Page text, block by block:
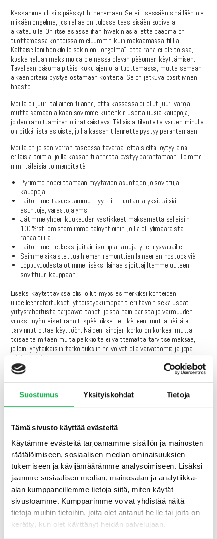
Suostumus Yksityiskohdat Tietoja
Tämä sivusto käyttää evästeitä
Käytämme evästeitä tarjoamamme sisällön ja mainosten
räätälöimiseen, sosiaalisen median ominaisuuksien
tukemiseen ja kävijämäärämme analysoimiseen. Lisäksi
jaamme sosiaalisen median, mainosalan ja analytiikka-
alan kumppaneillemme tietoja siitä, miten käytät
sivustoamme. Kumppanimme voivat yhdistää näitä
tietoja muihin tietoihin, joita olet antanut heille tai joita on
kerätty, kun olet käyttänyt heidän palvelujaan.
Kassamme oli siis päässyt hupenemaan. Se ei itsessään sinällään ole
mikään ongelma, jos rahaa on tulossa taas sisään sopivalla
aikataululla. On itse asiassa ihan hyväkin asia, että pääoma on
tuottamassa kohteissa mieluummin kuin makaamassa tilillä.
Kaltaiselleni henkilölle sekin on ”ongelma”, että raha ei ole töissä,
koska haluan maksimoida olemassa olevan pääoman käyttämisen.
Tavallaan pääoma pitäisi koko ajan olla tuottamassa, mutta samaan
aikaan pitäisi pystyä ostamaan kohteita. Se on jatkuva positiivinen
haaste.
Meillä oli juuri tällainen tilanne, että kassassa ei ollut juuri varoja,
mutta samaan aikaan sovimme kuitenkin useita uusia kauppoja,
joiden rahoittaminen oli ratkaistava. Tällaisia tilanteita varten minulla
on pitkä lista asioista, joilla kassan tilannetta pystyy parantamaan.
Meillä on jo sen verran taseessa tavaraa, että sieltä löytyy aina
erilaisia toimia, joilla kassan tilannetta pystyy parantamaan. Teimme
mm. tällaisia toimenpiteitä
Pyrimme nopeuttamaan myytävien asuntojen jo sovittuja
kauppoja
Laitoimme taseestamme myyntiin muutamia yksittäisiä
asuntoja, varastoja yms.
Jätimme yhden kuukauden vastikkeet maksamatta sellaisiin
100%:sti omistamiimme taloyhtiöihin, joilla oli ylimääräistä
rahaa tilillä
Laitoimme hetkeksi joitain isompia lainoja lyhennysvapaille
Saimme aikaistettua hieman remonttien lainaerien nostopäiviä
Loppuvuodesta otimme lisäksi lainaa sijoittajiltamme uuteen
sovittuun kauppaan
Lisäksi käytettävissä olisi ollut myös esimerkiksi kohteiden
uudelleenrahoitukset, yhteistyökumppanit eri tavoin sekä useat
yritysrahoitusta tarjoavat tahot, joista hain parista jo varmuuden
vuoksi myönteiset rahoituspäätökset etukäteen, mutta näitä ei
tarvinnut ottaa käyttöön. Näiden lainojen korko on korkea, mutta
toisaalta mitään muita palkkioita ei välttämättä tarvitse maksaa,
jolloin lyhytaikaisiin tarkoituksiin ne voivat olla vaivattomia ja jopa
edullisia ratkaisuja.
Vaikka ylimääräistä rahaa ei juuri loppuvuonna kassassa ollut, saimme
kaikki sovitut ostot tehtyä näillä toimilla ja täysin aikataulussa.
Alkuvuodesta ”ongelma” onkin sitten taas toisenlainen eli pitäisi
löytää tilillä olevalle pääomalle uusia kohteita.
Kerrostalon myynti kolmessa minuutissa
Vuosi 2017 lienee asuntosijoitusbuumin kuumin vuosi. Silloin tuntui,
että mitä tahansa asuntoja laittoi myyntiin, niin kaikki vietiin
hetkessä käsistä. Tilanne on siitä muuttunut niin, että jos ei tarjoa
hyviä diilejä, niin kauppa ei käy – ei edes meillä, vaikka tarjoaisimme
ostomahdollisuutta kymmenille tuhansille ihmisille.
Sikäli asiat eivät kuitenkaan ole muuttuneet noista ajoista, että
hyvät sijoitusasunnot tekevät edelleen kauppansa valtavan hyvin.
Kiinnostus niitä kohtaan on jopa kasvanut, kun asuntosijoittajien